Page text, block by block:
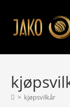
> kjøpsvilkår